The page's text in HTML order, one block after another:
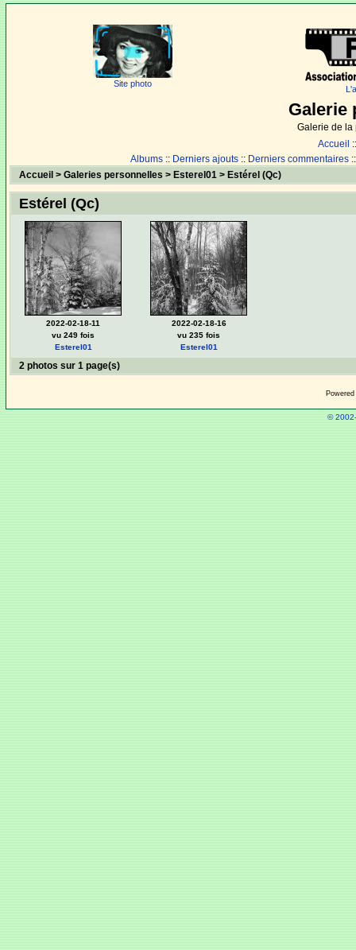
Site photo
Galerie
Galerie de la
Accueil
Albums :: Derniers ajouts :: Derniers commentaires
Accueil > Galeries personnelles > Esterel01> Estérel (Qc)
Estérel (Qc)
2022-02-18-11
vu 249 fois
Esterel01
2022-02-18-16
vu 235 fois
Esterel01
2 photos sur 1 page(s)
©